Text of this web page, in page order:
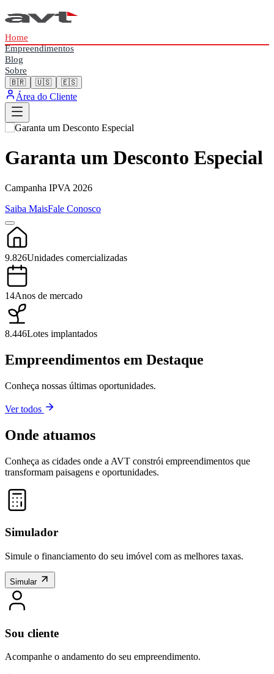
Home
Empreendimentos
Blog
Sobre
🇧🇷 🇺🇸 🇪🇸
Área do Cliente
Garanta um Desconto Especial
Campanha IPVA 2026
Saiba MaisFale Conosco
9.826Unidades comercializadas
14Anos de mercado
8.446Lotes implantados
Empreendimentos em Destaque
Conheça nossas últimas oportunidades.
Ver todos
Onde atuamos
Conheça as cidades onde a AVT constrói empreendimentos que
transformam paisagens e oportunidades.
+
Simulador
Simule o financiamento do seu imóvel com as melhores taxas.
Simular
Sou cliente
Acompanhe o andamento do seu empreendimento.